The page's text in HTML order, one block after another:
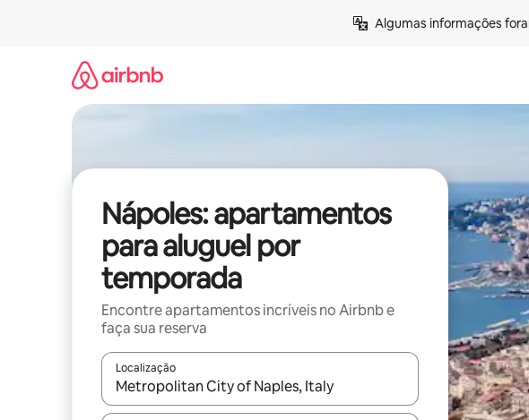
Algumas informações
Nápoles: apartamentos
para aluguel por
temporada
Encontre apartamentos incríveis no Airbnb e
faça sua reserva
Localização
Quando os resultados estiverem disponíveis, explore-os usando as